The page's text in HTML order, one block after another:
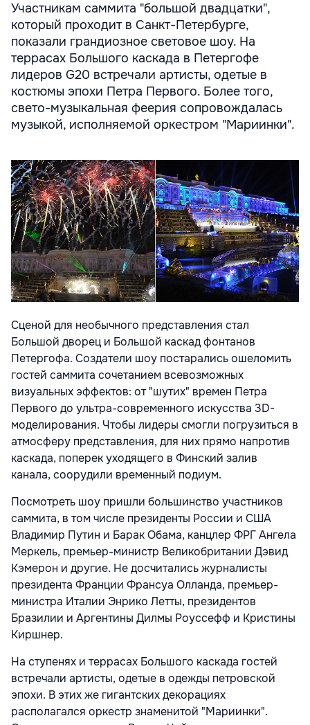
Участникам саммита "большой двадцатки",
который проходит в Санкт-Петербурге,
показали грандиозное световое шоу. На
террасах Большого каскада в Петергофе
лидеров G20 встречали артисты, одетые в
костюмы эпохи Петра Первого. Более того,
свето-музыкальная феерия сопровождалась
музыкой, исполняемой оркестром "Мариинки".
Сценой для необычного представления стал
Большой дворец и Большой каскад фонтанов
Петергофа. Создатели шоу постарались ошеломить
гостей саммита сочетанием всевозможных
визуальных эффектов: от "шутих" времен Петра
Первого до ультра-современного искусства 3D-
моделирования. Чтобы лидеры смогли погрузиться в
атмосферу представления, для них прямо напротив
каскада, поперек уходящего в Финский залив
канала, соорудили временный подиум.
Посмотреть шоу пришли большинство участников
саммита, в том числе президенты России и США
Владимир Путин и Барак Обама, канцлер ФРГ Ангела
Меркель, премьер-министр Великобритании Дэвид
Кэмерон и другие. Не досчитались журналисты
президента Франции Франсуа Олланда, премьер-
министра Италии Энрико Летты, президентов
Бразилии и Аргентины Дилмы Роуссефф и Кристины
Киршнер.
На ступенях и террасах Большого каскада гостей
встречали артисты, одетые в одежды петровской
эпохи. В этих же гигантских декорациях
располагался оркестр знаменитой "Мариинки".